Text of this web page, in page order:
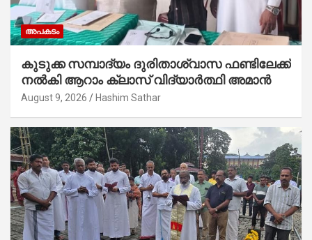
അപകടം
കുടുക്ക സമ്പാദ്യം ദുരിതാശ്വാസ ഫണ്ടിലേക്ക്
നൽകി ആറാം ക്ലാസ് വിദ്യാർത്ഥി അമാൻ
August 9, 2026 Hashim Sathar